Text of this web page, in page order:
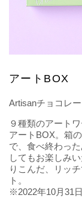
アートBOX
Artisanチョコレ
９種類のアート
アートBOX。箱
で、食べ終わっ
してもお楽しみ
りこんだ、リッ
ト。
※2022年10月31